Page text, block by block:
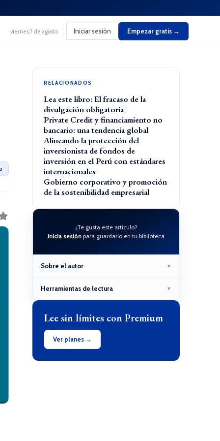
viernes 7 de agosto Iniciar sesión Empezar gratis →
RELACIONADOS
Lea este libro: El fracaso de la
divulgación obligatoria
Private Credit y financiamiento no
bancario: una tendencia global
Alineando la protección del
inversionista de fondos de
inversión en el Perú con estándares
internacionales
Gobierno corporativo y promoción
de la sostenibilidad empresarial
¿Te gusta este artículo?
Inicia sesión para guardarlo en tu biblioteca
Sobre el autor ▼
Herramientas de lectura ▼
Lee sin límites con Premium
Ver planes →